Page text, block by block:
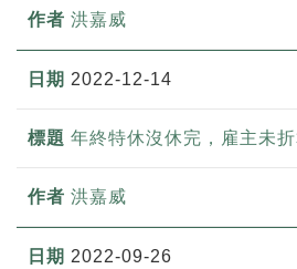
洪嘉威
2022-12-14
年終特休沒休完，雇主未
洪嘉威
2022-09-26